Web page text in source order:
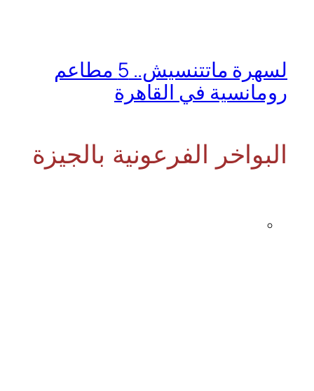
لسهرة ماتتنسيش.. 5 مطاعم
رومانسية في القاهرة
البواخر الفرعونية بالجيزة